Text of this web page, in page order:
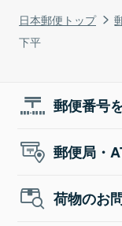
日本郵便トップ
下平
郵便番号
郵便局・
荷物のお